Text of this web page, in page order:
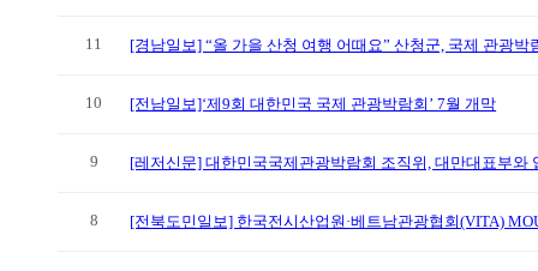
11 [경남일보] “올 가을 산청 여행 어때요” 산청군, 국제 관광박
10 [전남일보]‘제9회 대한민국 국제 관광박람회’ 7월 개막
9 [레저신문] 대한민국국제관광박람회 조직위, 대만대표부와
8 [전북도민일보] 한국전시산업원·베트남관광협회(VITA)